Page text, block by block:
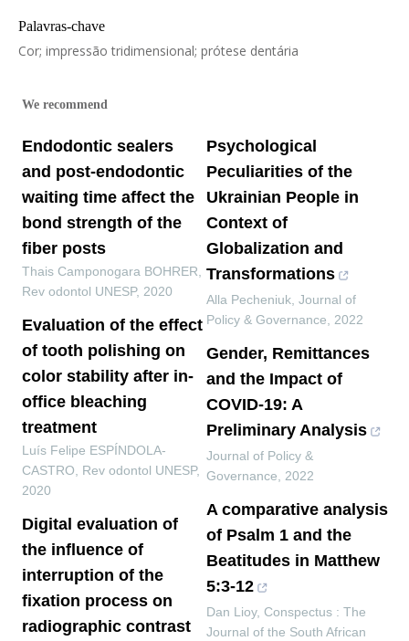
Palavras-chave
Cor; impressão tridimensional; prótese dentária
We recommend
Endodontic sealers
and post-endodontic
waiting time affect the
bond strength of the
fiber posts
Thais Camponogara BOHRER,
Rev odontol UNESP, 2020
Evaluation of the effect
of tooth polishing on
color stability after in-
office bleaching
treatment
Luís Felipe ESPÍNDOLA-
CASTRO, Rev odontol UNESP,
2020
Digital evaluation of
the influence of
interruption of the
fixation process on
radiographic contrast
Psychological
Peculiarities of the
Ukrainian People in
Context of
Globalization and
Transformations
Alla Pecheniuk, Journal of
Policy & Governance, 2022
Gender, Remittances
and the Impact of
COVID-19: A
Preliminary Analysis
Journal of Policy &
Governance, 2022
A comparative analysis
of Psalm 1 and the
Beatitudes in Matthew
5:3-12
Dan Lioy, Conspectus : The
Journal of the South African